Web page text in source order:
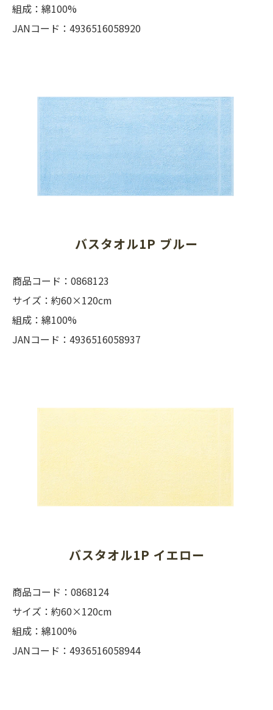
組成：綿100%
JANコード：4936516058920
バスタオル1P ブルー
商品コード：0868123
サイズ：約60×120cm
組成：綿100%
JANコード：4936516058937
バスタオル1P イエロー
商品コード：0868124
サイズ：約60×120cm
組成：綿100%
JANコード：4936516058944